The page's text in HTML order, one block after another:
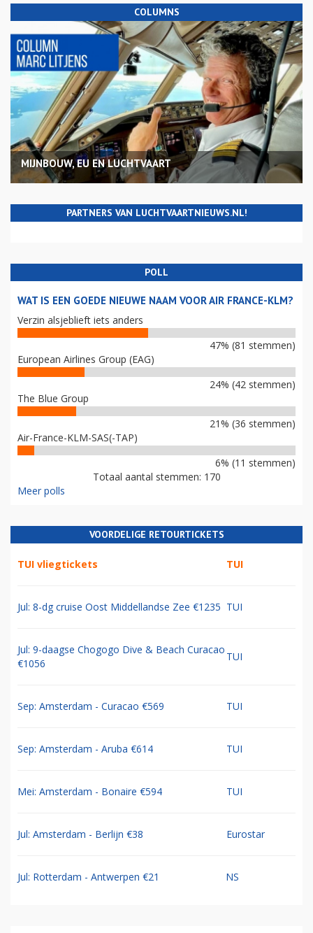
COLUMNS
MIJNBOUW, EU EN LUCHTVAART
PARTNERS VAN LUCHTVAARTNIEUWS.NL!
POLL
WAT IS EEN GOEDE NIEUWE NAAM VOOR AIR FRANCE-KLM?
Verzin alsjeblieft iets anders
47% (81 stemmen)
European Airlines Group (EAG)
24% (42 stemmen)
The Blue Group
21% (36 stemmen)
Air-France-KLM-SAS(-TAP)
6% (11 stemmen)
Totaal aantal stemmen: 170
Meer polls
VOORDELIGE RETOURTICKETS
TUI vliegtickets TUI
Jul: 8-dg cruise Oost Middellandse Zee €1235 TUI
Jul: 9-daagse Chogogo Dive & Beach Curacao
€1056
TUI
Sep: Amsterdam - Curacao €569 TUI
Sep: Amsterdam - Aruba €614 TUI
Mei: Amsterdam - Bonaire €594 TUI
Jul: Amsterdam - Berlijn €38 Eurostar
Jul: Rotterdam - Antwerpen €21 NS